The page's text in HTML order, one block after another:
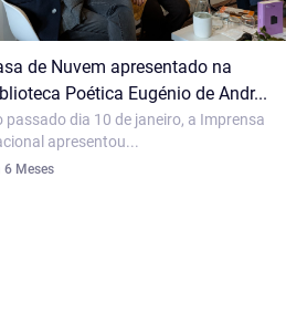
de Nuvem apresentado na
Poética Eugénio de Andr...
passado dia 10 de janeiro, a Imprensa
apresentou...
6 Meses